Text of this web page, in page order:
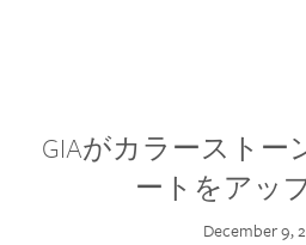
GIAがカラーストー
ートをアッ
December 9,